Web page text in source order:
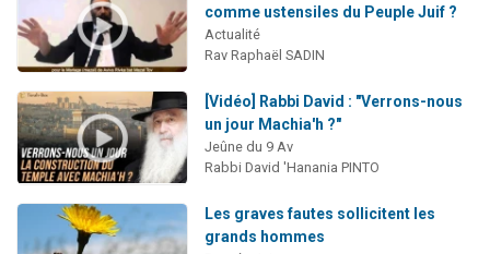
comme ustensiles du Peuple Juif ?
Actualité
Rav Raphaël SADIN
[Vidéo] Rabbi David : "Verrons-nous
un jour Machia'h ?"
Jeûne du 9 Av
Rabbi David 'Hanania PINTO
Les graves fautes sollicitent les
grands hommes